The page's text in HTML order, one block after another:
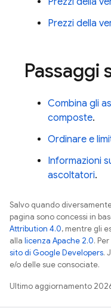
Prezzi della
Passaggi
Combina gli
composte.
Ordinare e
Informazioni
ascoltatori.
Salvo quando
pagina sono concessi in
Attribution 4.0, mentre gli
alla licenza Apache 2.0.
sito di Google Developers.
e/o delle sue consociate.
Ultimo aggiornamento